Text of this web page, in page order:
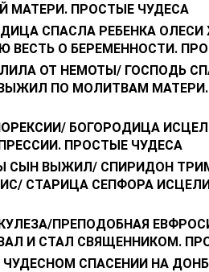
МАТЕРИ. ПРОСТЫЕ ЧУДЕСА
СПАСЛА РЕБЕНКА ОЛЕСИ
ВЕСТЬ О БЕРЕМЕННОСТИ.
ОТ НЕМОТЫ/ ГОСПОДЬ
ПО МОЛИТВАМ
БОГОРОДИЦА
ПРОСТЫЕ ЧУДЕСА
СЫН ВЫЖИЛ/ СПИРИДОН
СТАРИЦА СЕПФОРА
ПРЕПОДОБНАЯ
И СТАЛ СВЯЩЕННИКОМ.
СПАСЕНИИ НА